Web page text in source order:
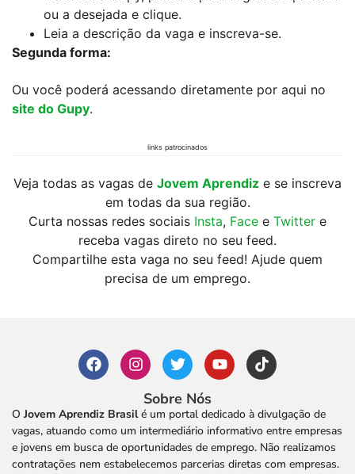
ou a desejada e clique.
Leia a descrição da vaga e inscreva-se.
Segunda forma:
Ou você poderá acessando diretamente por aqui no
site do Gupy.
links patrocinados
Veja todas as vagas de Jovem Aprendiz e se inscreva
em todas da sua região.
Curta nossas redes sociais Insta, Face e Twitter e
receba vagas direto no seu feed.
Compartilhe esta vaga no seu feed! Ajude quem
precisa de um emprego.
Sobre Nós
O Jovem Aprendiz Brasilé um portal dedicado à divulgação de
vagas, atuando como um intermediário informativo entre empresas
e jovens em busca de oportunidades de emprego. Não realizamos
contratações nem estabelecemos parcerias diretas com empresas.